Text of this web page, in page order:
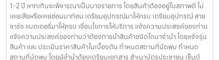
โน๊ตบุ๊ค สินค้าแบรนด์เนม ของมีค่าทุกชนิด ครบวงจร ให้ราคาสูง รับจำนำ
โน๊ตบุ๊คแจ้งวัฒนะ ให้บริการโดย รับจํานําบางแค.com โรงรับจำนำ รับจำนำ
มือถือ รับจำนำไอโฟน รับจำนำไอแพด รับจำนำกล้อง รับจำนำโน๊ตบุ๊ค รับ
จำนำสินค้าแบรนด์เนม สินค้าไอที สินค้าอิเล็กทรอนิกซ์ ของมีค่าทุกชนิด
ครบวงจร ให้ราคาสูง ดอกเบี้ยต่ำ เงื่อนไขการรับจำนำ ผู้จำนำ ต้องเป็น